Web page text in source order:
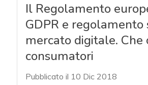
Il Regolamento
GDPR e
mercato digitale. Che
consumatori
Pubblicato il 10 Dic 2018